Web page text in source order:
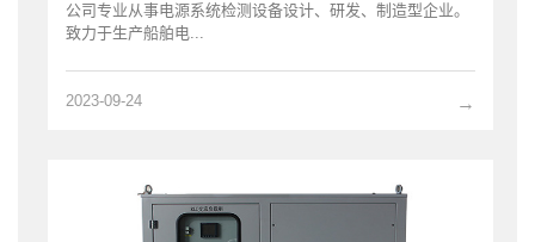
公司专业从事电源系统检测设备设计、研发、制造型企业。
致力于生产船舶电...
→
2023-09-24